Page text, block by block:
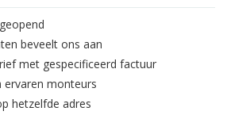
beveelt ons aan
met gespecificeerd factuur
ervaren monteurs
hetzelfde adres